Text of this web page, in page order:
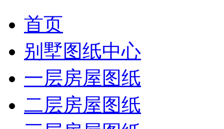
首页
别墅图纸中心
一层房屋图纸
二层房屋图纸